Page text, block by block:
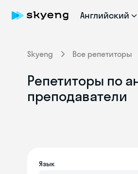
Английский
Skyeng Все репетиторы
Репетиторы по
преподаватели
Язык